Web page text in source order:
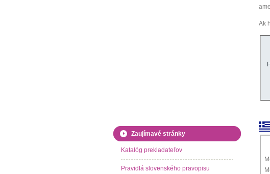
Ak
Zaujímavé stránky
Katalóg prekladateľov
Pravidlá slovenského pravopisu